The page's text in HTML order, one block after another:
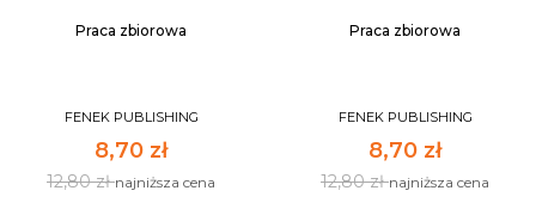
Praca zbiorowa
FENEK PUBLISHING
8,70 zł
12,80 złnajniższa cena
Praca zbiorowa
FENEK PUBLISHING
8,70 zł
12,80 złnajniższa cena